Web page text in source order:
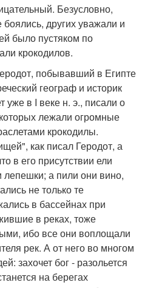
Безусловно,
других уважали и
было пустяком по
крокодилов.
побывавший в Египте
географ и историк
уже в I веке н. э., писали о
лежали огромные
крокодилы.
как писал Геродот, а
в его присутствии ели
а пили они вино,
не только те
в бассейнах при
в реках, тоже
ибо все они воплощали
рек. А от него во многом
захочет бог - разольется
на берегах